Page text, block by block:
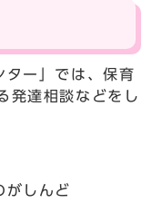
ー」では、保育
発達相談などをし
がしんど